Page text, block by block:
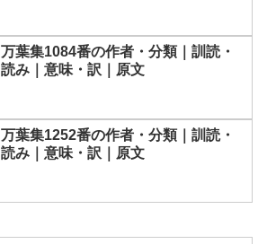
万葉集1084番の作者・分類｜訓読・
読み｜意味・訳｜原文
万葉集1252番の作者・分類｜訓読・
読み｜意味・訳｜原文